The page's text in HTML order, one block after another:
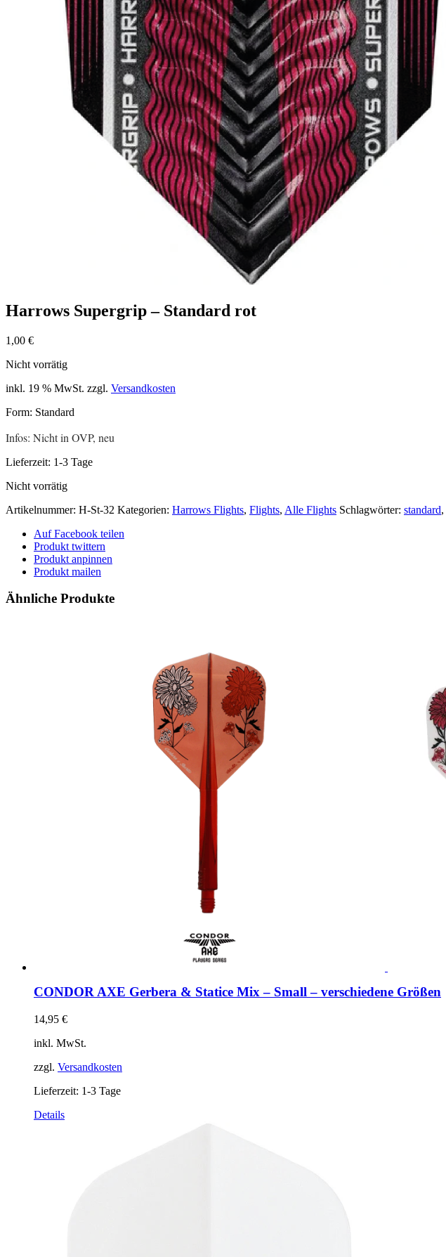
Gutscheincodes
Jugendsponsoring
Ranglisten
Hall of Fame
Ewige Tabellen
Warenkorb
Harrows Supergrip – Standard rot
1,00 €
Nicht vorrätig
inkl. 19 % MwSt. zzgl. Versandkosten
Form: Standard
Infos: Nicht in OVP, neu
Lieferzeit: 1-3 Tage
Nicht vorrätig
Artikelnummer: H-St-32 Kategorien: Harrows Flights, Flights, Alle Flights Schlagwörter: standard,
Auf Facebook teilen
Produkt twittern
Produkt anpinnen
Produkt mailen
Ähnliche Produkte
CONDOR AXE Gerbera & Statice Mix – Small – verschiedene Größen
14,95 €
inkl. MwSt.
zzgl. Versandkosten
Lieferzeit: 1-3 Tage
Dieses
Details